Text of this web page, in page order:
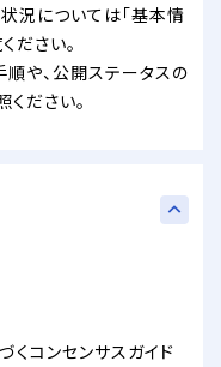
況については「基本情
ださい。
順や、公開ステータスの
ください。
コンセンサスガイド